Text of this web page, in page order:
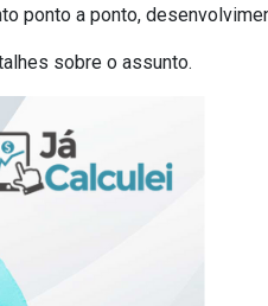
ponto a ponto,
sobre o assunto.